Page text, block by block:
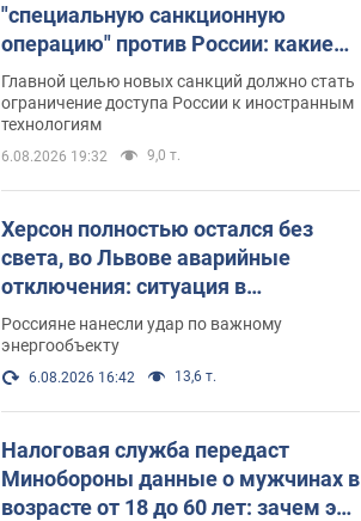
"специальную санкционную
операцию" против России: какие
задачи поставил президент. Фото
Главной целью новых санкций должно стать
ограничение доступа России к иностранным
технологиям
6.08.2026 19:32 9,0 т.
Херсон полностью остался без
света, во Львове аварийные
отключения: ситуация в
энергосистеме 6 августа
Россияне нанесли удар по важному
энергообъекту
6.08.2026 16:42 13,6 т.
Налоговая служба передаст
Минобороны данные о мужчинах в
возрасте от 18 до 60 лет: зачем это